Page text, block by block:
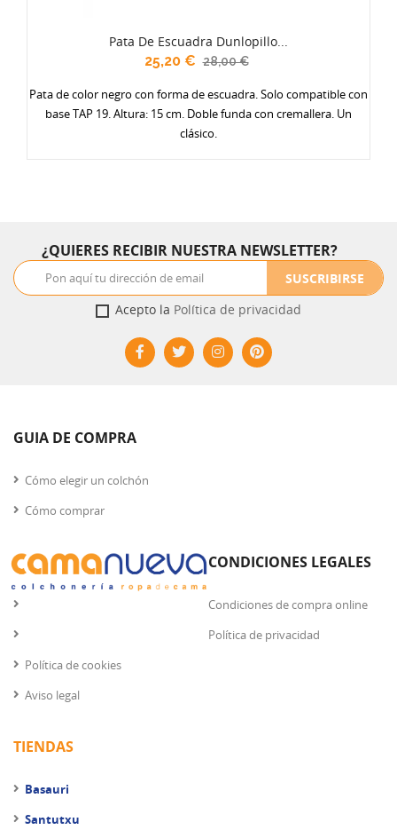
Pata De Escuadra Dunlopillo...
25,20 € 28,00 €
Pata de color negro con forma de escuadra. Solo compatible con
base TAP 19. Altura: 15 cm. Doble funda con cremallera. Un
clásico.
¿QUIERES RECIBIR NUESTRA NEWSLETTER?
SUSCRIBIRSE
Acepto la Política de privacidad
GUIA DE COMPRA
Cómo elegir un colchón
Cómo comprar
CONDICIONES LEGALES
Condiciones de compra online
Política de privacidad
Política de cookies
Aviso legal
TIENDAS
Basauri
Santutxu